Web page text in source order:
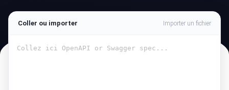
Coller ou importer Importer un fichier